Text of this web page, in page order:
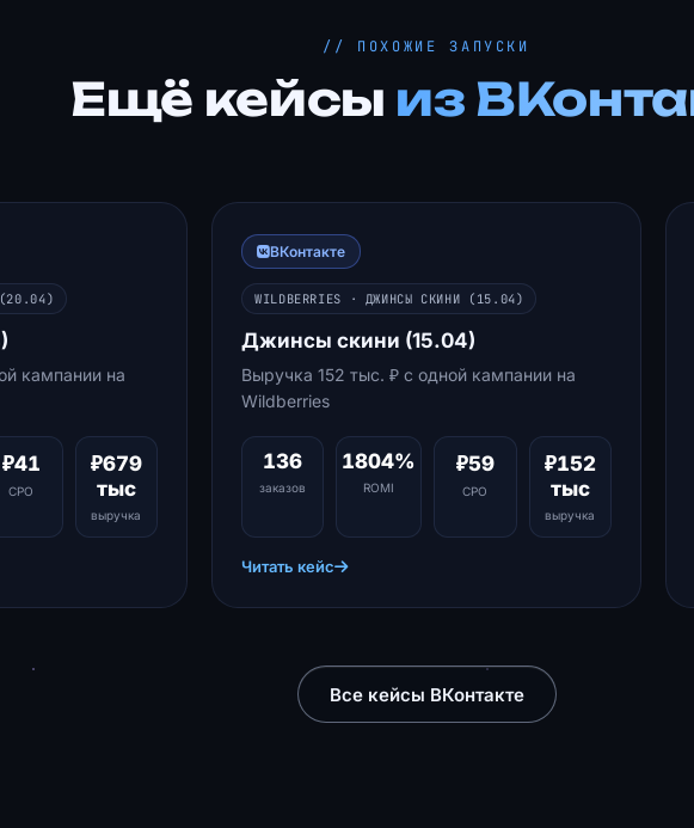
// ПОХОЖИЕ ЗАПУСКИ
Ещё кейсы из
(20.04)
кампании на
₽41
CPO
₽679
тыс
выручка
ВКонтакте
WILDBERRIES · ДЖИНСЫ СКИНИ (15.04)
Джинсы скини (15.04)
Выручка 152 тыс. ₽ с одной кампании на
Wildberries
136
заказов
1804%
ROMI
₽59
CPO
₽152
тыс
выручка
Читать кейс
Все кейсы ВКонтакте